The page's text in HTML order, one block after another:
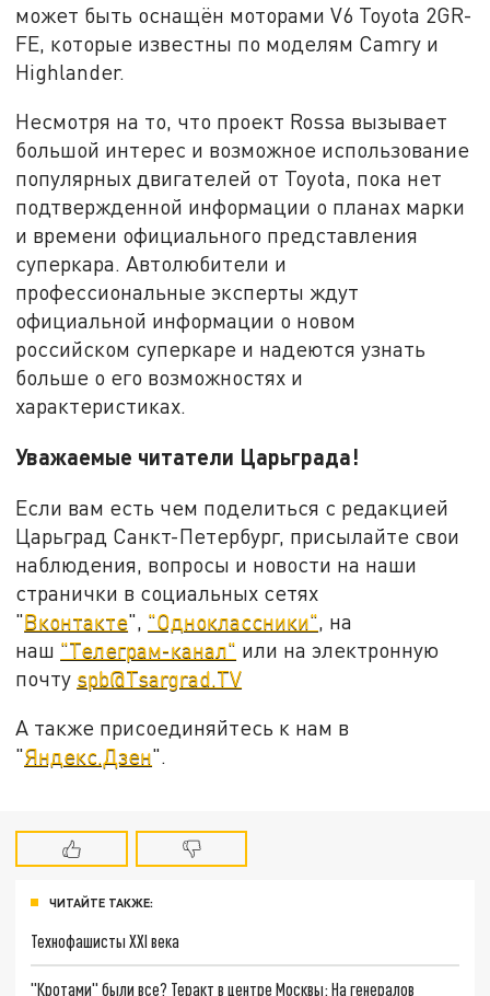
может быть оснащён моторами V6 Toyota 2GR-
FE, которые известны по моделям Camry и
Highlander.
Несмотря на то, что проект Rossa вызывает
большой интерес и возможное использование
популярных двигателей от Toyota, пока нет
подтвержденной информации о планах марки
и времени официального представления
суперкара. Автолюбители и
профессиональные эксперты ждут
официальной информации о новом
российском суперкаре и надеются узнать
больше о его возможностях и
характеристиках.
Уважаемые читатели Царьграда!
Если вам есть чем поделиться с редакцией
Царьград Санкт-Петербург, присылайте свои
наблюдения, вопросы и новости на наши
странички в социальных сетях
"Вконтакте", "Одноклассники" , на
наш "Телеграм-канал" или на электронную
почту spb@Tsargrad.TV
А также присоединяйтесь к нам в
"Яндекс.Дзен".
ЧИТАЙТЕ ТАКЖЕ:
Технофашисты XXI века
"Кротами" были все? Теракт в центре Москвы: На генералов